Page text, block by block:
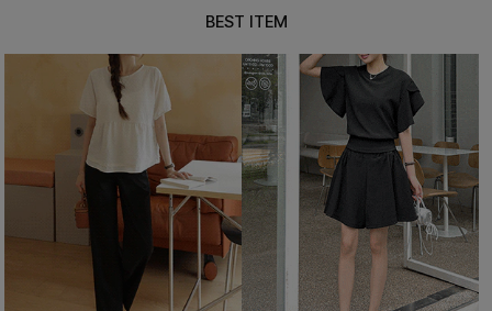
BEST ITEM